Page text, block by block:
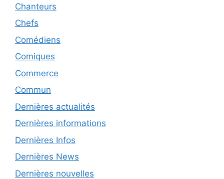
Chanteurs
Chefs
Comédiens
Comiques
Commerce
Commun
Dernières actualités
Dernières informations
Dernières Infos
Dernières News
Dernières nouvelles